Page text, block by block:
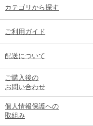
カテゴリから探す
ご利用ガイド
配送について
ご購入後の
お問い合わせ
個人情報保護への
取組み